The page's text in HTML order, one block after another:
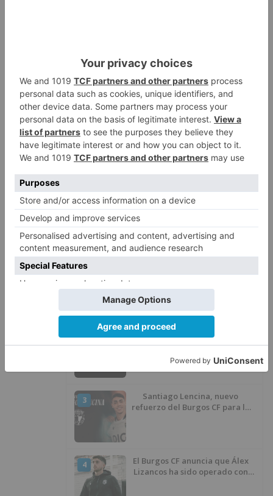
Cuestionada por el motivo que implica la no
convocatoria de plazas, Arroyo ha asegurado
que la causa la deberían de explicar las
concejalas Nuria Barrio o Blanca Carpintero.
pide pacto ciudad solucionar falta
personal
ayuntamiento
LO + VISTO
1
por el robo de cableado y por
atentado contra los agentes
2
Calor y posibles tormentas en
Burgos durante el eclipse del 12
3
Santiago Lencina, nuevo
refuerzo del Burgos CF para la
4
El Burgos CF anuncia que Álex
Lizancos ha sido operado con